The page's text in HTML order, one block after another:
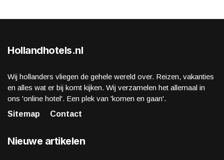
Hollandhotels.nl
Wij hollanders vliegen de gehele wereld over. Reizen, vakanties
en alles wat er bij komt kijken. Wij verzamelen het allemaal in
ons 'online hotel'. Een plek van 'komen en gaan'.
Sitemap
Contact
Nieuwe artikelen